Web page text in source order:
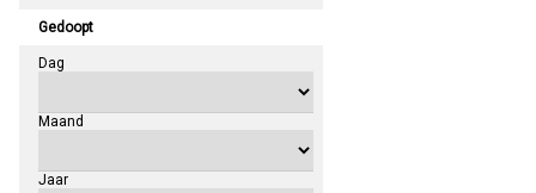
Gedoopt
Dag
Maand
Jaar